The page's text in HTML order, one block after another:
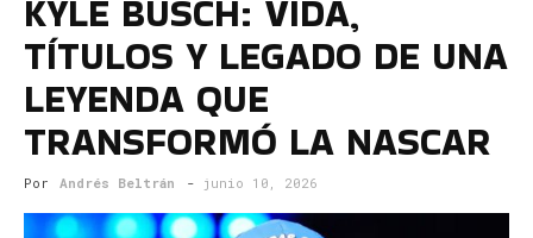
KYLE BUSCH: VIDA,
TÍTULOS Y LEGADO DE UNA
LEYENDA QUE
TRANSFORMÓ LA NASCAR
Por Andrés Beltrán - junio 10, 2026